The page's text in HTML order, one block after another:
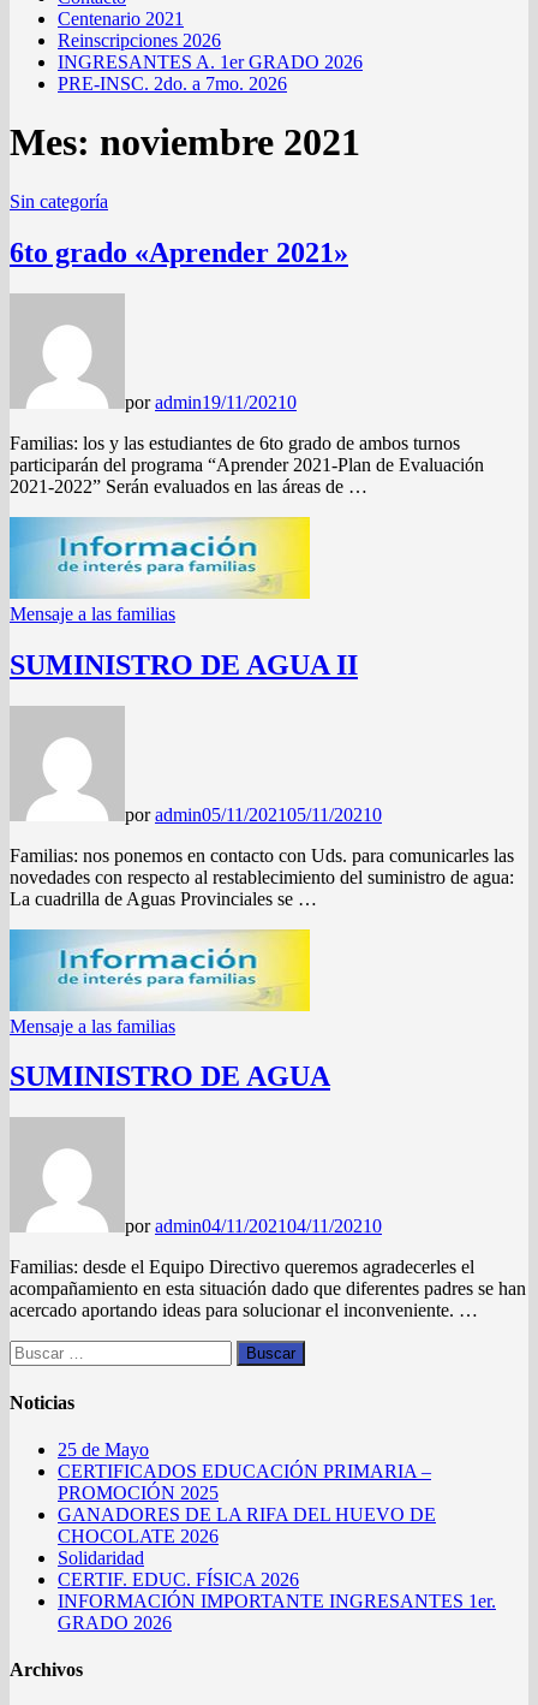
Centenario 2021
Reinscripciones 2026
INGRESANTES A. 1er GRADO 2026
PRE-INSC. 2do. a 7mo. 2026
Mes: noviembre 2021
Sin categoría
6to grado «Aprender 2021»
poradmin19/11/20210
Familias: los y las estudiantes de 6to grado de ambos turnos
participarán del programa “Aprender 2021-Plan de Evaluación
2021-2022” Serán evaluados en las áreas de …
Mensaje a las familias
SUMINISTRO DE AGUA II
poradmin05/11/202105/11/20210
Familias: nos ponemos en contacto con Uds. para comunicarles las
novedades con respecto al restablecimiento del suministro de agua:
La cuadrilla de Aguas Provinciales se …
Mensaje a las familias
SUMINISTRO DE AGUA
poradmin04/11/202104/11/20210
Familias: desde el Equipo Directivo queremos agradecerles el
acompañamiento en esta situación dado que diferentes padres se han
acercado aportando ideas para solucionar el inconveniente. …
Buscar:
Noticias
25 de Mayo
CERTIFICADOS EDUCACIÓN PRIMARIA –
PROMOCIÓN 2025
GANADORES DE LA RIFA DEL HUEVO DE
CHOCOLATE 2026
Solidaridad
CERTIF. EDUC. FÍSICA 2026
INFORMACIÓN IMPORTANTE INGRESANTES 1er.
GRADO 2026
Archivos